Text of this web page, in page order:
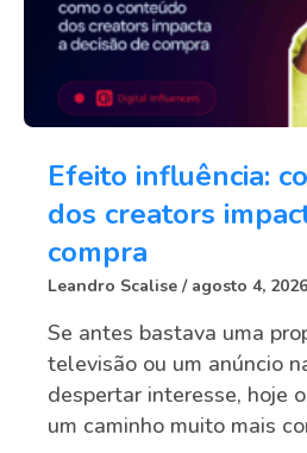
Efeito influência:
dos creators
compra
Leandro Scalise agosto 4, 2026
Se antes bastava uma
televisão ou um anúncio
despertar interesse, hoje
um caminho muito mais